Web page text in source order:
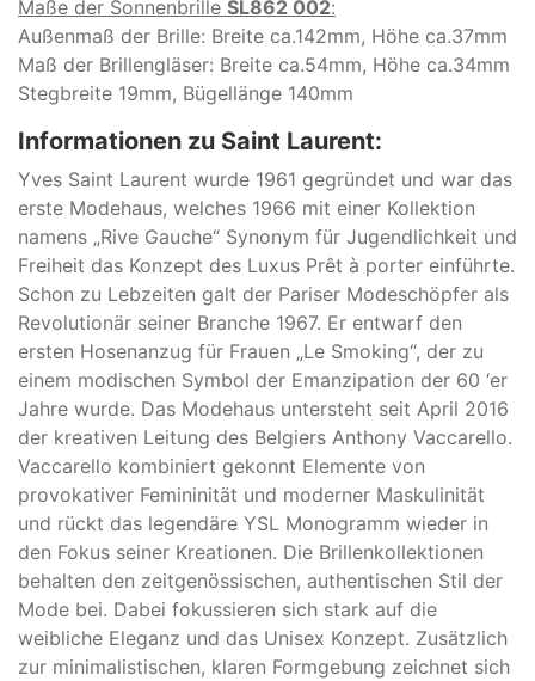
Maße der Sonnenbrille SL862 002:
Außenmaß der Brille: Breite ca.142mm, Höhe ca.37mm
Maß der Brillengläser: Breite ca.54mm, Höhe ca.34mm
Stegbreite 19mm, Bügellänge 140mm
Informationen zu Saint Laurent:
Yves Saint Laurent wurde 1961 gegründet und war das
erste Modehaus, welches 1966 mit einer Kollektion
namens „Rive Gauche“ Synonym für Jugendlichkeit und
Freiheit das Konzept des Luxus Prêt à porter einführte.
Schon zu Lebzeiten galt der Pariser Modeschöpfer als
Revolutionär seiner Branche 1967. Er entwarf den
ersten Hosenanzug für Frauen „Le Smoking“, der zu
einem modischen Symbol der Emanzipation der 60 ‘er
Jahre wurde. Das Modehaus untersteht seit April 2016
der kreativen Leitung des Belgiers Anthony Vaccarello.
Vaccarello kombiniert gekonnt Elemente von
provokativer Femininität und moderner Maskulinität
und rückt das legendäre YSL Monogramm wieder in
den Fokus seiner Kreationen. Die Brillenkollektionen
behalten den zeitgenössischen, authentischen Stil der
Mode bei. Dabei fokussieren sich stark auf die
weibliche Eleganz und das Unisex Konzept. Zusätzlich
zur minimalistischen, klaren Formgebung zeichnet sich